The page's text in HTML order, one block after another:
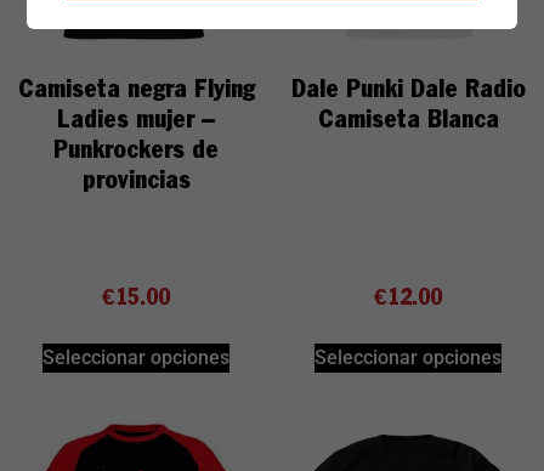
Camiseta negra Flying
Ladies mujer –
Punkrockers de
provincias
€15.00
Seleccionar opciones
Dale Punki Dale Radio
Camiseta Blanca
€12.00
Seleccionar opciones